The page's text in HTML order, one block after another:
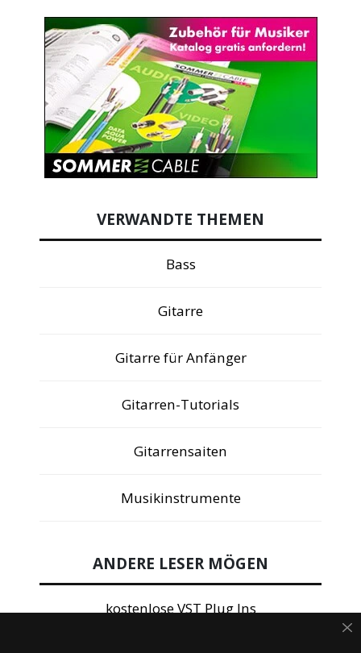
VERWANDTE THEMEN
Bass
Gitarre
Gitarre für Anfänger
Gitarren-Tutorials
Gitarrensaiten
Musikinstrumente
ANDERE LESER MÖGEN
kostenlose VST Plug Ins